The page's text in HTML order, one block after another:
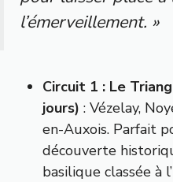
l’émerveillement. »
Circuit 1 : Le
jours) : Vézelay,
en-Auxois. Parfait
découverte
basilique classée à